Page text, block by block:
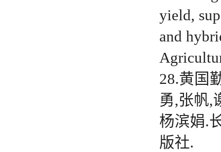
yield,
and
28.黄国
勇,张帆,
杨滨娟.
版社.